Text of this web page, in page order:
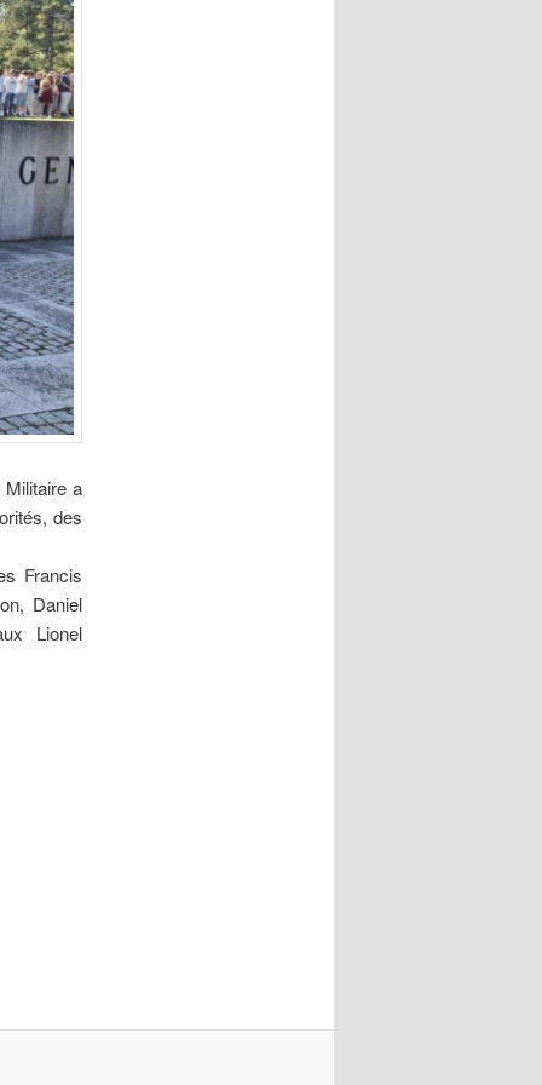
Militaire a
des
Francis
Daniel
Lionel